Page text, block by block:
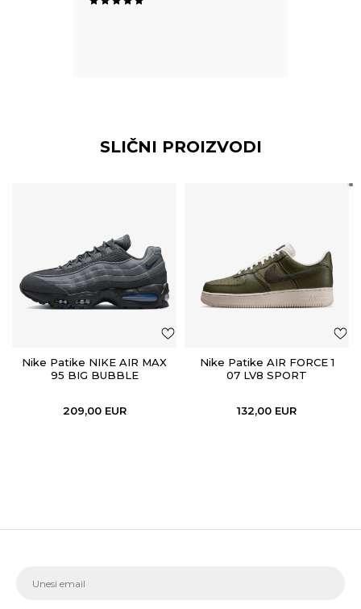
SLIČNI PROIZVODI
Nike Patike NIKE AIR MAX
95 BIG BUBBLE
209,00 EUR
Nike Patike AIR FORCE 1
07 LV8 SPORT
132,00 EUR